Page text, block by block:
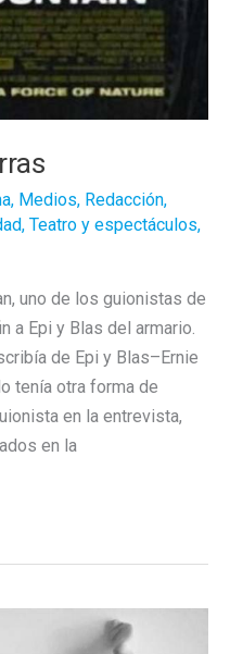
, Medios, Redacción,
, Teatro y espectáculos,
uno de los guionistas de
a Epi y Blas del armario.
de Epi y Blas–Ernie
tenía otra forma de
en la entrevista,
en la